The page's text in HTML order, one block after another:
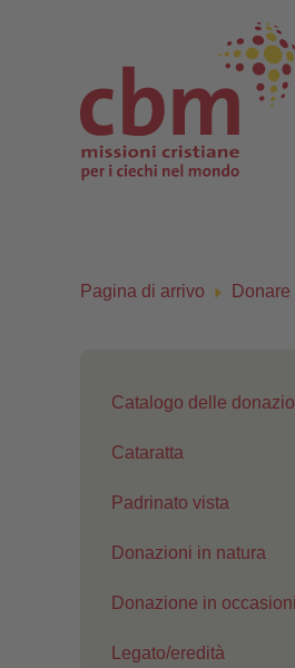
Pagina di arrivo Donare
Catalogo delle
Cataratta
Padrinato vista
Donazioni in natura
Donazione in
Legato/eredità